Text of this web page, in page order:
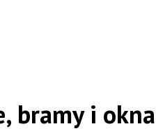
bramy i